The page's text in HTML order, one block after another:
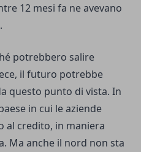
12 mesi fa ne avevano
potrebbero salire
il futuro potrebbe
questo punto di vista. In
in cui le aziende
al credito, in maniera
Ma anche il nord non sta